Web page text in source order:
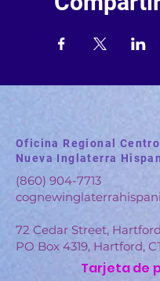
Oficina Regional
Nueva Inglaterra
(860) 904-7713
72 Cedar Street,
PO Box 4319, Hartford,
Tarjeta de